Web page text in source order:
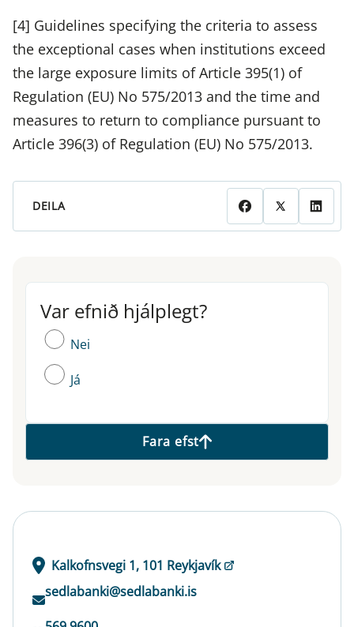
[4] Guidelines specifying the criteria to assess
the exceptional cases when institutions exceed
the large exposure limits of Article 395(1) of
Regulation (EU) No 575/2013 and the time and
measures to return to compliance pursuant to
Article 396(3) of Regulation (EU) No 575/2013.
DEILA
Var efnið hjálplegt?
Var efnið hjálplegt?
Nei
Já
Fara efst
Kalkofnsvegi 1, 101 Reykjavík
sedlabanki@sedlabanki.is